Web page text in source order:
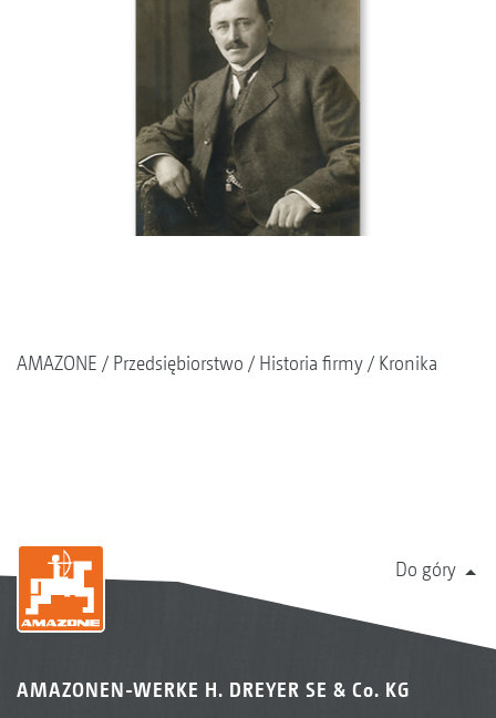
AMAZONE Przedsiębiorstwo Historia firmy Kronika
Do góry
AMAZONEN-WERKE H. DREYER SE & Co. KG